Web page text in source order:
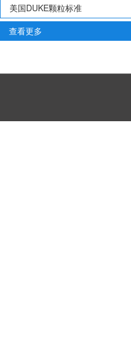
美国DUKE颗粒标准
查看更多